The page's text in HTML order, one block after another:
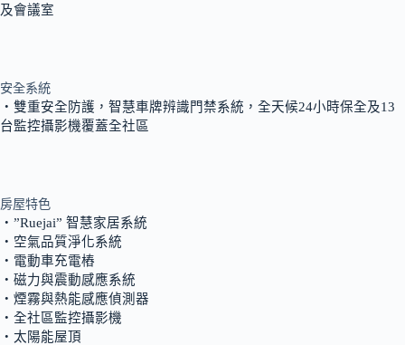
及會議室
安全系統
‧雙重安全防護，智慧車牌辨識門禁系統，全天候24小時保全及13
台監控攝影機覆蓋全社區
房屋特色
‧”Ruejai” 智慧家居系統
‧空氣品質淨化系統
‧電動車充電樁
‧磁力與震動感應系統
‧煙霧與熱能感應偵測器
‧全社區監控攝影機
‧太陽能屋頂